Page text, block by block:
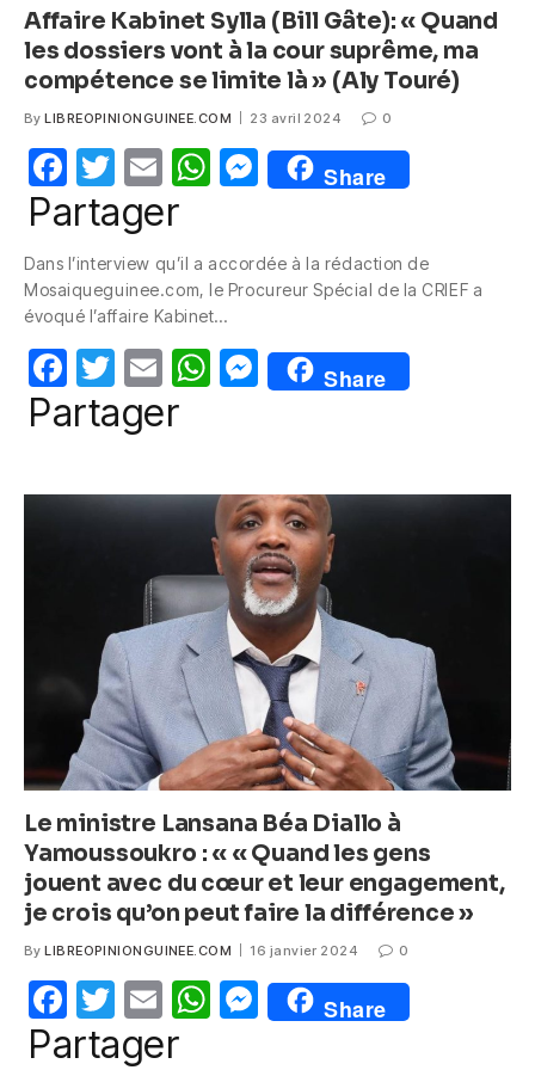
Affaire Kabinet Sylla (Bill Gâte): « Quand
les dossiers vont à la cour suprême, ma
compétence se limite là » (Aly Touré)
By LIBREOPINIONGUINEE.COM 23 avril 2024 0
F
a
e
b
o
o
k
T
w
itt
er
E
m
W
s
A
p
p
M
e
e
g
er
Share
Partager
Dans l’interview qu’il a accordée à la rédaction de
Mosaiqueguinee.com, le Procureur Spécial de la CRIEF a
évoqué l’affaire Kabinet…
F
a
e
b
T
w
itt
er
E
m
W
s
A
p
p
M
e
e
n
g
er
Share
Partager
Le ministre Lansana Béa Diallo à
Yamoussoukro : « « Quand les gens
jouent avec du cœur et leur engagement,
je crois qu’on peut faire la différence »
By LIBREOPINIONGUINEE.COM 16 janvier 2024 0
F
a
T
w
E
m
W M
e
Share
Partager